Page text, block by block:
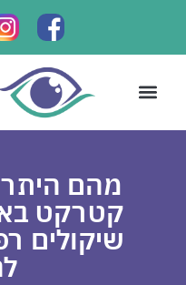
מהם
קטרקט
שיקולים